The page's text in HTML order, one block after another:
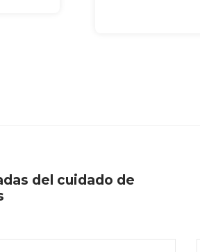
del cuidado de